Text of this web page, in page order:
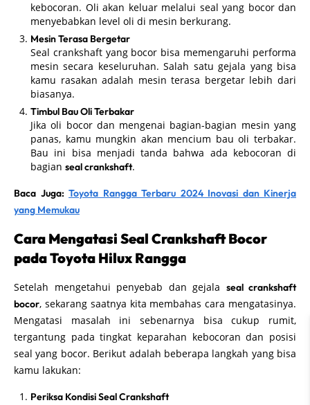
kebocoran. Oli akan keluar melalui seal yang bocor dan
menyebabkan level oli di mesin berkurang.
Mesin Terasa Bergetar
Seal crankshaft yang bocor bisa memengaruhi performa
mesin secara keseluruhan. Salah satu gejala yang bisa
kamu rasakan adalah mesin terasa bergetar lebih dari
biasanya.
Timbul Bau Oli Terbakar
Jika oli bocor dan mengenai bagian-bagian mesin yang
panas, kamu mungkin akan mencium bau oli terbakar.
Bau ini bisa menjadi tanda bahwa ada kebocoran di
bagian seal crankshaft.
Baca Juga: Toyota Rangga Terbaru 2024 Inovasi dan Kinerja
yang Memukau
Cara Mengatasi Seal Crankshaft Bocor
pada Toyota Hilux Rangga
Setelah mengetahui penyebab dan gejala seal crankshaft
bocor, sekarang saatnya kita membahas cara mengatasinya.
Mengatasi masalah ini sebenarnya bisa cukup rumit,
tergantung pada tingkat keparahan kebocoran dan posisi
seal yang bocor. Berikut adalah beberapa langkah yang bisa
kamu lakukan:
Periksa Kondisi Seal Crankshaft